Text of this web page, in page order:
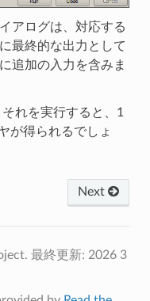
アログは、対応する
最終的な出力として
追加の入力を含みま
れを実行すると、1
が得られるでしょ
Next
最終更新: 2026 3